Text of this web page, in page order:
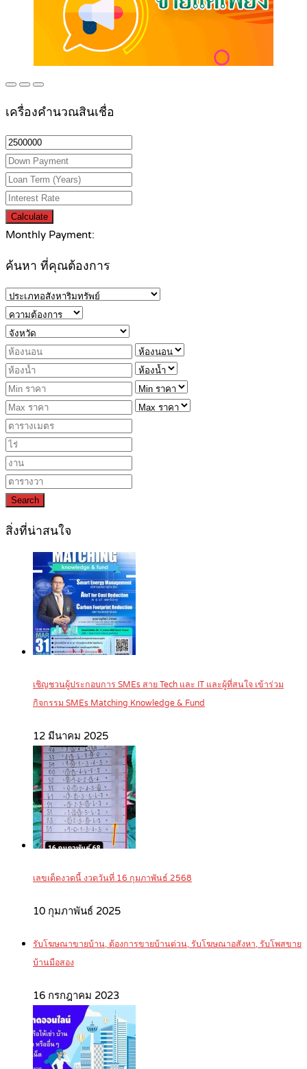
เครื่องคำนวณสินเชื่อ
Calculate
Monthly Payment:
ค้นหา ที่คุณต้องการ
Search
สิ่งที่น่าสนใจ
เชิญชวนผู้ประกอบการ SMEs สาย Tech และ IT และผู้ที่สนใจ เข้าร่วม
กิจกรรม SMEs Matching Knowledge & Fund
12 มีนาคม 2025
เลขเด็ดงวดนี้ งวดวันที่ 16 กุมภาพันธ์ 2568
10 กุมภาพันธ์ 2025
รับโฆษณาขายบ้าน, ต้องการขายบ้านด่วน, รับโฆษณาอสังหา, รับโพสขาย
บ้านมือสอง
16 กรกฎาคม 2023